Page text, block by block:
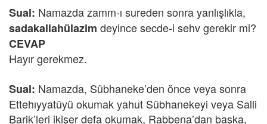
Sual: Namazda zamm-ı sureden sonra yanlışlıkla,
sadakallahülazim deyince secde-i sehv gerekir mi?
CEVAP
Hayır gerekmez.
Sual: Namazda, Sübhaneke’den önce veya sonra
Ettehıyyatüyü okumak yahut Sübhanekeyi veya Salli
Barik’leri ikişer defa okumak, Rabbena’dan başka,